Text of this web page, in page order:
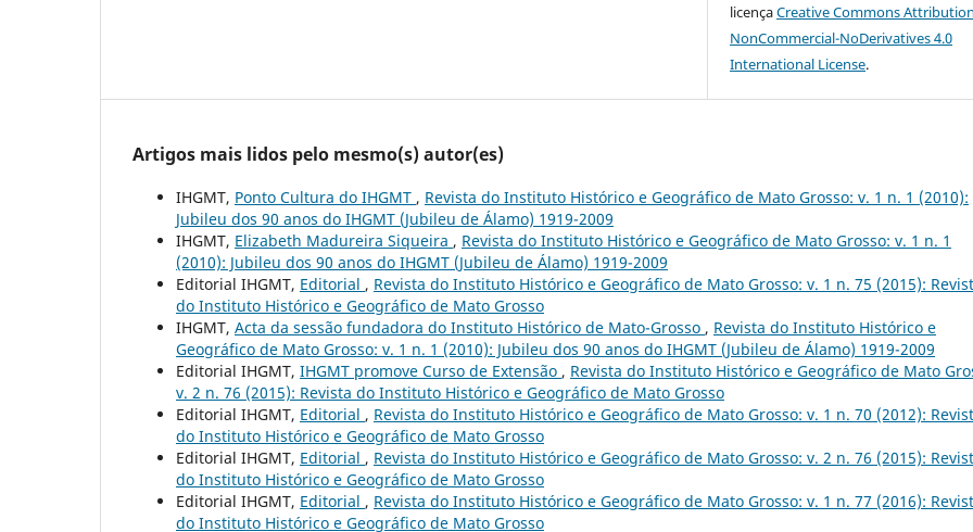
licençaCreative Commons
NonCommercial-NoDerivatives 4.0
International License.
Artigos mais lidos pelo mesmo(s) autor(es)
IHGMT, Ponto Cultura do IHGMT , Revista do Instituto Histórico e Geográfico de Mato Grosso: v. 1 n. 1 (2010):
Jubileu dos 90 anos do IHGMT (Jubileu de Álamo) 1919-2009
IHGMT, Elizabeth Madureira Siqueira , Revista do Instituto Histórico e Geográfico de Mato Grosso: v. 1 n. 1
(2010): Jubileu dos 90 anos do IHGMT (Jubileu de Álamo) 1919-2009
Editorial IHGMT, Editorial , Revista do Instituto Histórico e Geográfico de Mato Grosso: v. 1 n. 75 (2015):
do Instituto Histórico e Geográfico de Mato Grosso
IHGMT, Acta da sessão fundadora do Instituto Histórico de Mato-Grosso , Revista do Instituto Histórico e
Geográfico de Mato Grosso: v. 1 n. 1 (2010): Jubileu dos 90 anos do IHGMT (Jubileu de Álamo) 1919-2009
Editorial IHGMT, IHGMT promove Curso de Extensão , Revista do Instituto Histórico e Geográfico de Mato
v. 2 n. 76 (2015): Revista do Instituto Histórico e Geográfico de Mato Grosso
Editorial IHGMT, Editorial , Revista do Instituto Histórico e Geográfico de Mato Grosso: v. 1 n. 70 (2012):
do Instituto Histórico e Geográfico de Mato Grosso
Editorial IHGMT, Editorial , Revista do Instituto Histórico e Geográfico de Mato Grosso: v. 2 n. 76 (2015):
do Instituto Histórico e Geográfico de Mato Grosso
Editorial IHGMT, Editorial , Revista do Instituto Histórico e Geográfico de Mato Grosso: v. 1 n. 77 (2016):
do Instituto Histórico e Geográfico de Mato Grosso